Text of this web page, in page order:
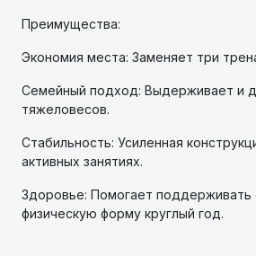
Преимущества:
Экономия места: Заменяет три
Семейный подход: Выдерживает и
тяжеловесов.
Стабильность: Усиленная
активных занятиях.
Здоровье: Помогает поддерживать
физическую форму круглый год.